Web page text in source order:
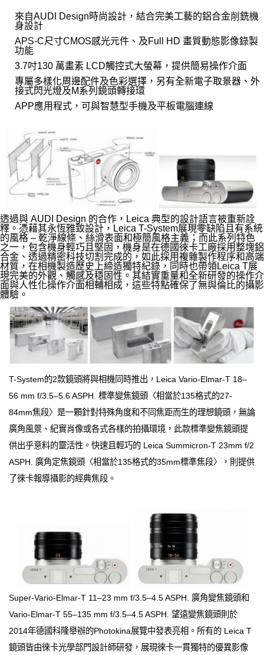
來自AUDI Design時尚設計，結合完美工藝的鋁合金削銑機
身設計
APS-C尺寸CMOS感光元件、及Full HD 畫質動態影像錄製
功能
3.7吋130 萬畫素 LCD觸控式大螢幕，提供簡易操作介面
專屬多樣化周邊配件及色彩選擇，另有全新電子取景器、外
接式閃光燈及M系列鏡頭轉接環
APP應用程式，可與智慧型手機及平板電腦連線
透過與 AUDI Design 的合作，Leica 典型的設計語言被重新詮
釋。憑藉其永恆雅致設計，Leica T-System展現零缺陷且有系統
的風格 – 乾淨線條、絲滑表面和極簡風格主義；而此系列特色
之一，包含機身輕巧且堅固，機身是在德國徠卡工廠採用整塊鋁
合金、透過精密科技切割完成的，如此採用複雜製作程序和高端
材質，在相機製造歷史上締造獨特紀錄，同時也帶領Leica T展
現完美的外觀、觸感及穩固性。其結實重量和全新研發的操作介
面與人性化操作介面相輔相成，這些特點確保了無與倫比的攝影
體驗。
T-System的2款鏡頭將與相機同時推出，Leica Vario-Elmar-T 18–
56 mm f/3.5–5.6 ASPH. 標準變焦鏡頭〈相當於135格式的27-
84mm焦段〉是一顆針對特殊角度和不同焦距而生的理想鏡頭，無論
廣角風景、紀實肖像或各式各樣的拍攝環境，此款標準變焦鏡頭提
供出乎意料的靈活性。快速且輕巧的 Leica Summicron-T 23mm f/2
ASPH. 廣角定焦鏡頭〈相當於135格式的35mm標準焦段〉，則提供
了徠卡報導攝影的經典焦段。
Super-Vario-Elmar-T 11–23 mm f/3.5–4.5 ASPH. 廣角變焦鏡頭和
Vario-Elmar-T 55–135 mm f/3.5–4.5 ASPH. 望遠變焦鏡頭則於
2014年德國科隆舉辦的Photokina展覽中發表亮相。所有的 Leica T
鏡頭皆由徠卡光學部門設計師研發，展現徠卡一貫獨特的優異影像